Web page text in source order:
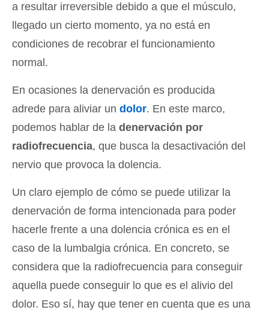
a resultar irreversible debido a que el músculo,
llegado un cierto momento, ya no está en
condiciones de recobrar el funcionamiento
normal.
En ocasiones la denervación es producida
adrede para aliviar un dolor. En este marco,
podemos hablar de la denervación por
radiofrecuencia, que busca la desactivación del
nervio que provoca la dolencia.
Un claro ejemplo de cómo se puede utilizar la
denervación de forma intencionada para poder
hacerle frente a una dolencia crónica es en el
caso de la lumbalgia crónica. En concreto, se
considera que la radiofrecuencia para conseguir
aquella puede conseguir lo que es el alivio del
dolor. Eso sí, hay que tener en cuenta que es una